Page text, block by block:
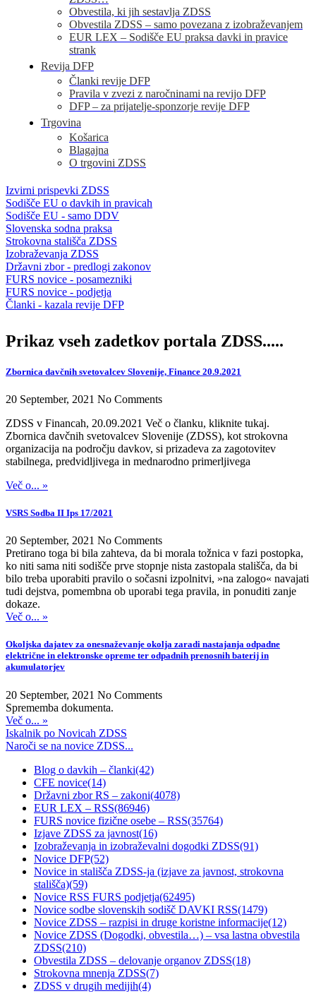
Obvestila, ki jih sestavlja ZDSS
Obvestila ZDSS – samo povezana z izobraževanjem
EUR LEX – Sodišče EU praksa davki in pravice
strank
Revija DFP
Članki revije DFP
Pravila v zvezi z naročninami na revijo DFP
DFP – za prijatelje-sponzorje revije DFP
Trgovina
Košarica
Blagajna
O trgovini ZDSS
Izvirni prispevki ZDSS
Sodišče EU o davkih in pravicah
Sodišče EU - samo DDV
Slovenska sodna praksa
Strokovna stališča ZDSS
Izobraževanja ZDSS
Državni zbor - predlogi zakonov
FURS novice - posamezniki
FURS novice - podjetja
Članki - kazala revije DFP
Prikaz vseh zadetkov portala ZDSS.....
Zbornica davčnih svetovalcev Slovenije, Finance 20.9.2021
20 September, 2021 No Comments
ZDSS v Financah, 20.09.2021 Več o članku, kliknite tukaj.
Zbornica davčnih svetovalcev Slovenije (ZDSS), kot strokovna
organizacija na področju davkov, si prizadeva za zagotovitev
stabilnega, predvidljivega in mednarodno primerljivega
Več o... »
VSRS Sodba II Ips 17/2021
20 September, 2021 No Comments
Pretirano toga bi bila zahteva, da bi morala tožnica v fazi postopka,
ko niti sama niti sodišče prve stopnje nista zastopala stališča, da bi
bilo treba uporabiti pravilo o sočasni izpolnitvi, »na zalogo« navajati
tudi dejstva, pomembna ob uporabi tega pravila, in ponuditi zanje
dokaze.
Več o... »
Okoljska dajatev za onesnaževanje okolja zaradi nastajanja odpadne
električne in elektronske opreme ter odpadnih prenosnih baterij in
akumulatorjev
20 September, 2021 No Comments
Sprememba dokumenta.
Več o... »
Iskalnik po Novicah ZDSS
Naroči se na novice ZDSS...
Blog o davkih – članki(42)
CFE novice(14)
Državni zbor RS – zakoni(4078)
EUR LEX – RSS(86946)
FURS novice fizične osebe – RSS(35764)
Izjave ZDSS za javnost(16)
Izobraževanja in izobraževalni dogodki ZDSS(91)
Novice DFP(52)
Novice in stališča ZDSS-ja (izjave za javnost, strokovna
stališča)(59)
Novice RSS FURS podjetja(62495)
Novice sodbe slovenskih sodišč DAVKI RSS(1479)
Novice ZDSS – razpisi in druge koristne informacije(12)
Novice ZDSS (Dogodki, obvestila…) – vsa lastna obvestila
ZDSS(210)
Obvestila ZDSS – delovanje organov ZDSS(18)
Strokovna mnenja ZDSS(7)
ZDSS v drugih medijih(4)